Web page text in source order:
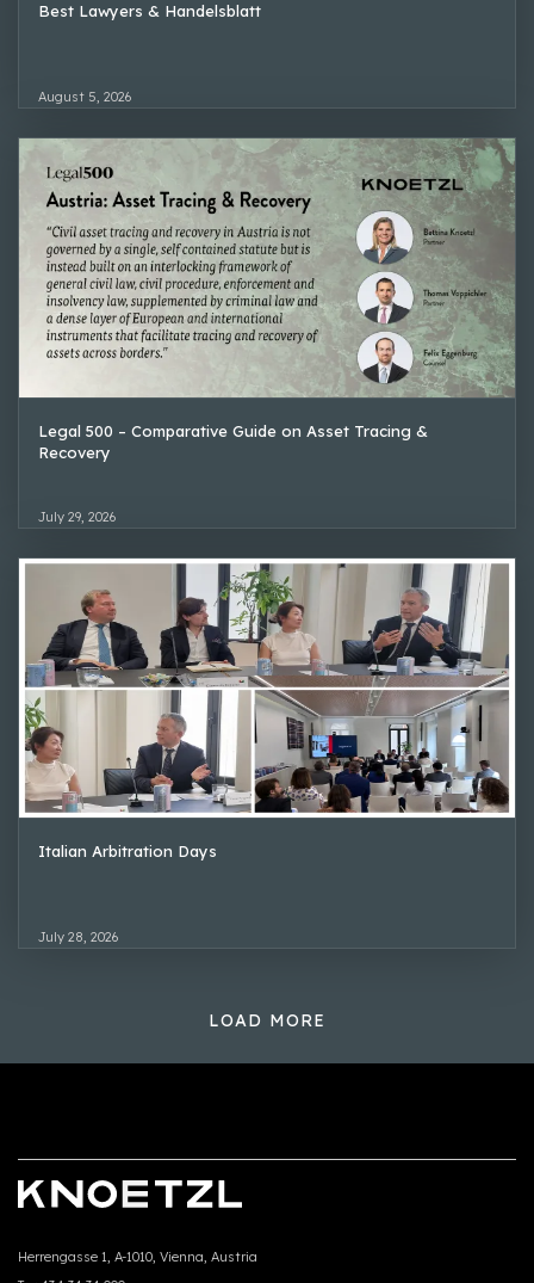
Best Lawyers & Handelsblatt
August 5, 2026
Legal 500 – Comparative Guide on Asset Tracing &
Recovery
July 29, 2026
Italian Arbitration Days
July 28, 2026
LOAD MORE
Herrengasse 1, A-1010, Vienna, Austria